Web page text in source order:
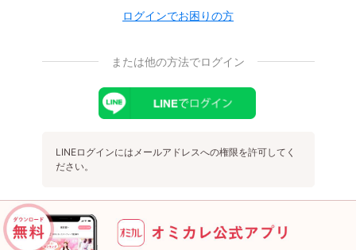
ログインでお困りの方
または他の方法でログイン
LINEログインにはメールアドレスへの権限を許可してく
ださい。